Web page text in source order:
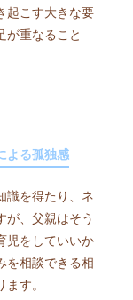
起こす大きな要
が重なること
よる孤独感
識を得たり、ネ
が、父親はそう
児をしていいか
を相談できる相
す。